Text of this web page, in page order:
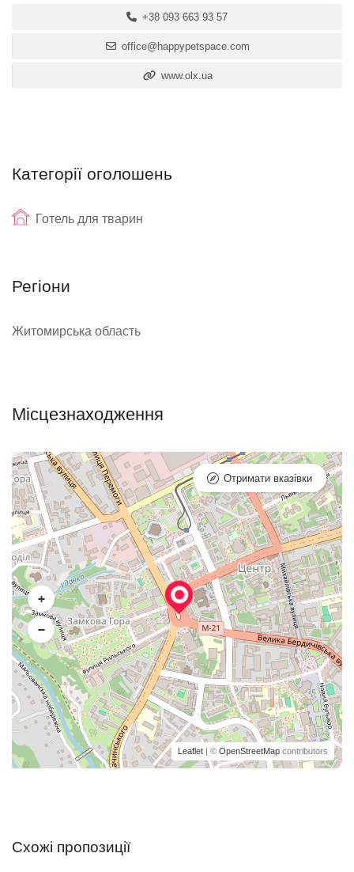
+38 093 663 93 57
office@happypetspace.com
www.olx.ua
Категорії оголошень
Готель для тварин
Регіони
Житомирська область
Місцезнаходження
+
−
Leaflet | © OpenStreetMap contributors
Отримати вказівки
Схожі пропозиції